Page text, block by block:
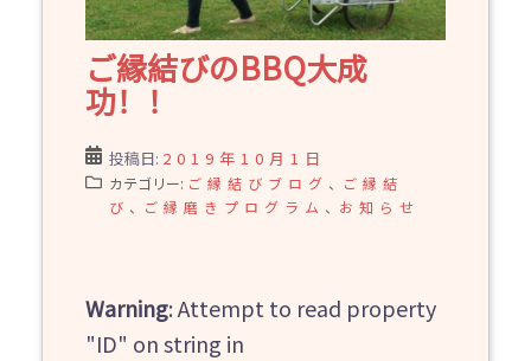
ご縁結びのBBQ大成
功！！
投稿日: 2019年10月1日
カテゴリー: ご縁結びブログ 、
ご縁結
び 、 ご縁磨きプログラム 、 お知らせ
Warning: Attempt to read property
"ID" on string in